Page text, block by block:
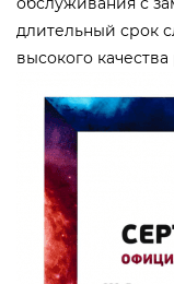
длительный срок
высокого